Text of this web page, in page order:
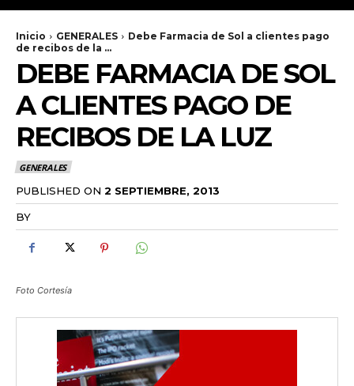
Inicio GENERALES
Debe Farmacia de Sol a clientes pago
de recibos de la ...
DEBE FARMACIA DE SOL
A CLIENTES PAGO DE
RECIBOS DE LA LUZ
GENERALES
PUBLISHED ON 2 SEPTIEMBRE, 2013
BY
Foto Cortesía